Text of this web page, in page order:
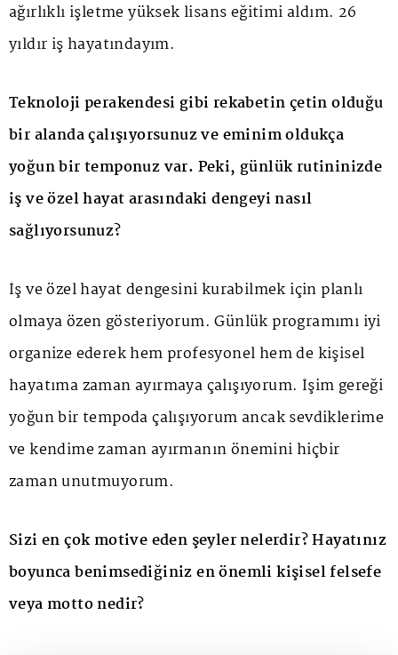
ağırlıklı işletme yüksek lisans eğitimi aldım. 26
yıldır iş hayatındayım.
Teknoloji perakendesi gibi rekabetin çetin olduğu
bir alanda çalışıyorsunuz ve eminim oldukça
yoğun bir temponuz var. Peki, günlük rutininizde
iş ve özel hayat arasındaki dengeyi nasıl
sağlıyorsunuz?
İş ve özel hayat dengesini kurabilmek için planlı
olmaya özen gösteriyorum. Günlük programımı iyi
organize ederek hem profesyonel hem de kişisel
hayatıma zaman ayırmaya çalışıyorum. İşim gereği
yoğun bir tempoda çalışıyorum ancak sevdiklerime
ve kendime zaman ayırmanın önemini hiçbir
zaman unutmuyorum.
Sizi en çok motive eden şeyler nelerdir? Hayatınız
boyunca benimsediğiniz en önemli kişisel felsefe
veya motto nedir?